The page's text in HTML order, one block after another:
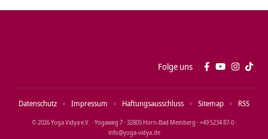
Folge uns
© 2026 Yoga Vidya e.V. · Yogaweg 7 · 32805 Horn‑Bad Meinberg · +49 5234 87‑0 ·
info@yoga‑vidya.de
Datenschutz Impressum Haftungsausschluss Sitemap RSS